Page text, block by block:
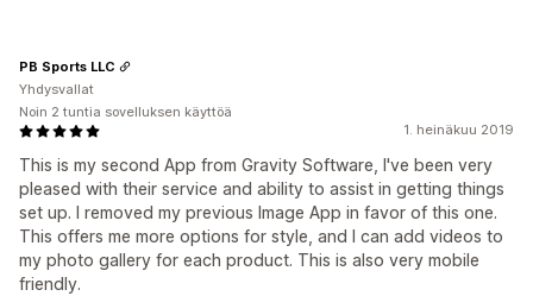
1. heinäkuu 2019
This is my second App from Gravity Software, I've been very
pleased with their service and ability to assist in getting things
set up. I removed my previous Image App in favor of this one.
This offers me more options for style, and I can add videos to
my photo gallery for each product. This is also very mobile
friendly.
PB Sports LLC
Yhdysvallat
Noin 2 tuntia sovelluksen käyttöä